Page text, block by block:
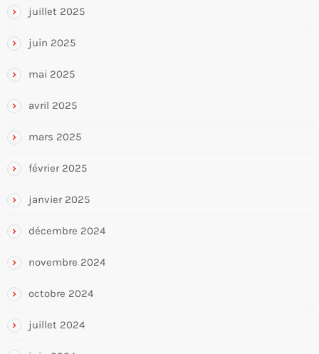
juillet 2025
juin 2025
mai 2025
avril 2025
mars 2025
février 2025
janvier 2025
décembre 2024
novembre 2024
octobre 2024
juillet 2024